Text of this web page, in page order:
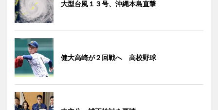
大型台風１３号、沖縄本島直撃
健大高崎が２回戦へ 高校野球